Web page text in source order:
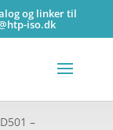
og linker til
iso.dk
–